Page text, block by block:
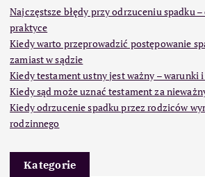
Najczęstsze błędy przy odrzuceniu spadku
praktyce
Kiedy warto przeprowadzić postępowanie
zamiast w sądzie
Kiedy testament ustny jest ważny – warunki
Kiedy sąd może uznać testament za
Kiedy odrzucenie spadku przez rodziców
rodzinnego
Kategorie